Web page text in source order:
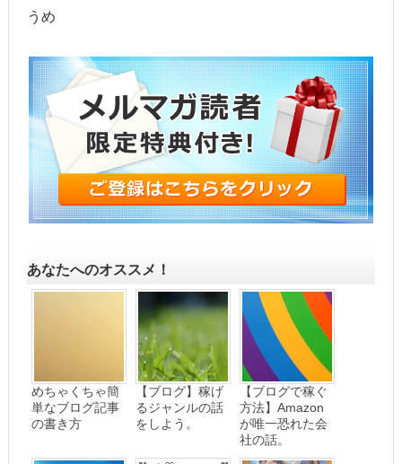
うめ
あなたへのオススメ！
めちゃくちゃ簡
単なブログ記事
の書き方
【ブログ】稼げ
るジャンルの話
をしよう。
【ブログで稼ぐ
方法】Amazon
が唯一恐れた会
社の話。